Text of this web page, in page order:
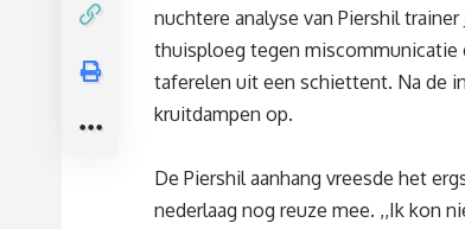
nuchtere analyse van Piershil
thuisploeg tegen miscommunicatie
taferelen uit een schiettent. Na de
kruitdampen op.
De Piershil aanhang vreesde het
nederlaag nog reuze mee. ,,Ik kon